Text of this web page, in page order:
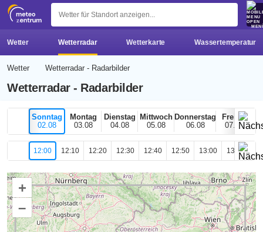
z
Wetter Wetterradar Wetterkarte Wassertemperatur
Wetter Wetterradar - Radarbilder
Wetterradar - Radarbilder
Sonntag
02.08
Montag
03.08
Dienstag
04.08
Mittwoch
05.08
Donnerstag
06.08
Freitag
07.08
12:00 12:10 12:20 12:30 12:40 12:50 13:00 13:10
+
–